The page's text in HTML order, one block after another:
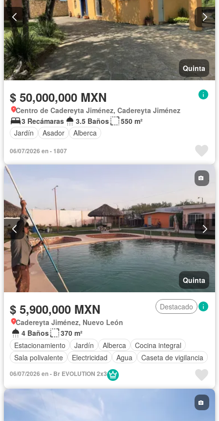
Quinta
$ 50,000,000 MXN
Centro de Cadereyta Jiménez, Cadereyta Jiménez
3 Recámaras
3.5 Baños
550 m²
Jardín
Asador Alberca
06/07/2026 en - 1807
Quinta
$ 5,900,000 MXN
Destacado
Cadereyta Jiménez, Nuevo León
4 Baños
370 m²
Estacionamiento
Jardín Alberca
Cocina integral
Sala polivalente
Electricidad Agua Caseta de vigilancia
06/07/2026 en - Br EVOLUTION 2x3